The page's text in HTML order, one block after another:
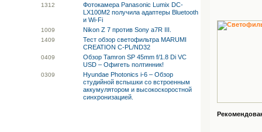
1312
Фотокамера Panasonic Lumix DC-
LX100M2 получила адаптеры Bluetooth
и Wi-Fi
1009 Nikon Z 7 против Sony a7R III.
1409
Тест обзор светофильтра MARUMI
CREATION C-PL/ND32
0409
Обзор Tamron SP 45mm f/1.8 Di VC
USD – Офигеть полтинник!
0309
Hyundae Photonics i-6 – Обзор
студийной вспышки со встроенным
аккумулятором и высокоскоростной
синхронизацией.